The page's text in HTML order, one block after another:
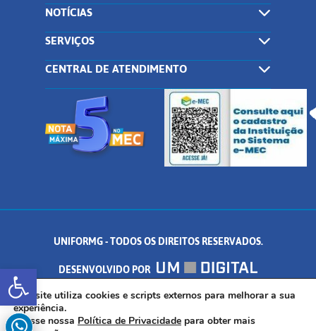
Abrir a barra de ferramentas
NOTÍCIAS
SERVIÇOS
CENTRAL DE ATENDIMENTO
UNIFORMG - TODOS OS DIREITOS RESERVADOS.
DESENVOLVIDO POR
AV. DR. ARNALDO DE SENNA, 328 - PALMEIRAS, FORMIGA/MG - CEP:
35.574.530
Este site utiliza cookies e scripts externos para melhorar a sua
experiência.
Acesse nossa Política de Privacidade para obter mais